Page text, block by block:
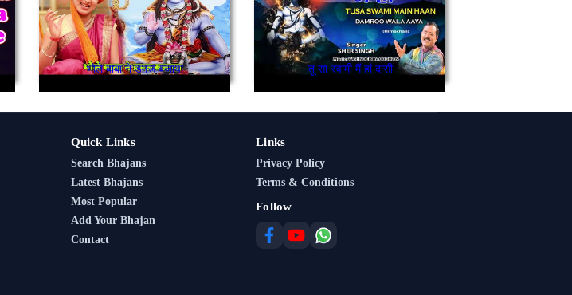
भोले बाबा ने डमरू बजाया तू सा स्वामी मैं हां दासी
Quick Links
Search Bhajans
Latest Bhajans
Most Popular
Add Your Bhajan
Contact
Links
Privacy Policy
Terms & Conditions
Follow